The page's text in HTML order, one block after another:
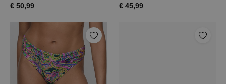
€ 50,99 € 45,99